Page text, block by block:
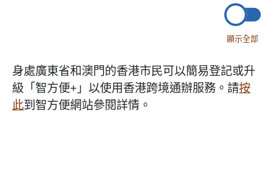
顯示全部
身處廣東省和澳門的香港市民可以簡易登記或升
級「智方便+」以使用香港跨境通辦服務。請按
此到智方便網站參閱詳情。